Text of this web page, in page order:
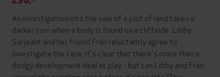
An investigation into the sale of a plot of land takes a
darker turn when a body is found on a cliffside. Libby
Sarjeant and her friend Fran reluctantly agree to
investigate the case.It's clear that there's more than a
dodgy development deal at play - but can Libby and Fran